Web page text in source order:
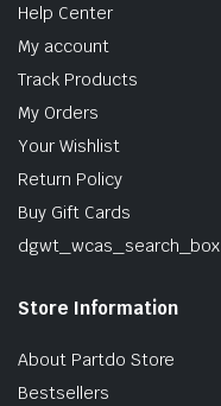
Help Center
My account
Track Products
My Orders
Your Wishlist
Return Policy
Buy Gift Cards
dgwt_wcas_search_box
Store Information
About Partdo Store
Bestsellers